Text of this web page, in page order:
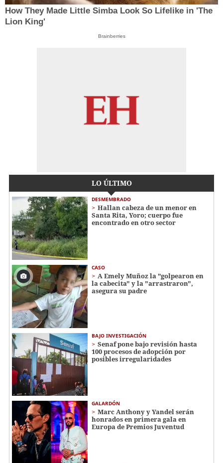
How They Made Little Simba Look So Lifelike in 'The
Lion King'
Brainberries
LO ÚLTIMO
DESMEMBRADO
Hallan cabeza de un menor en
Santa Rita, Yoro; cuerpo fue
encontrado en otro sector
CASO
A Emely Muñoz la "golpearon en
la cabecita" y la "arrastraron",
asegura su padre
BAJO INVESTIGACIÓN
Senaf pone bajo revisión hasta
100 procesos de adopción por
posibles irregularidades
GALARDÓN
Marc Anthony y Yandel serán
honrados en primera gala en
Europa de Premios Juventud